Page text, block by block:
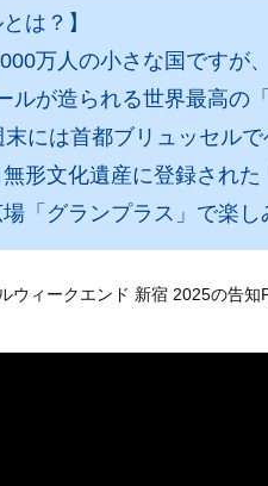
は？】
万人の小さな国ですが
ルが造られる世界最高の
には首都ブリュッセル
形文化遺産に登録され
「グランプラス」で楽し
ウィークエンド 新宿 2025の告知